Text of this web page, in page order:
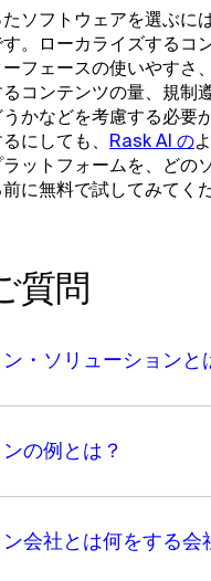
ソフトウェアを選ぶに
。ローカライズするコ
フェースの使いやすさ
コンテンツの量、規制
かなどを考慮する必要
にしても、 Rask AI の
ットフォームを、どの
に無料で試してみてく
質問
・ソリューションと
の例とは？
会社とは何をする会